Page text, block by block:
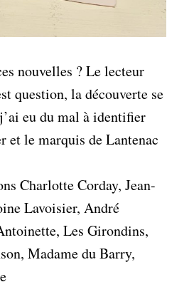
nouvelles ? Le lecteur
question, la découverte se
eu du mal à identifier
et le marquis de Lantenac
Charlotte Corday, Jean-
Lavoisier, André
Les Girondins,
Madame du Barry,